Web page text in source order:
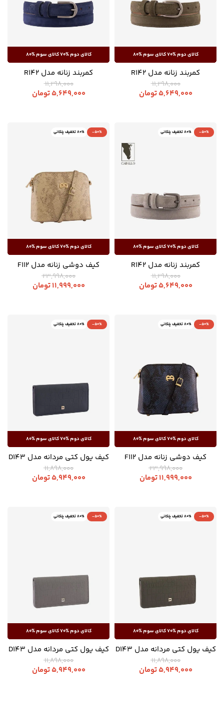
کمربند زنانه مدل R142
11,298,000
5,649,000تومان
کمربند زنانه مدل R142
11,298,000
5,649,000تومان
-50% 80% تخفیف پلکانی
کمربند زنانه مدل R142
11,298,000
5,649,000تومان
-50% 80% تخفیف پلکانی
کیف دوشی زنانه مدل F112
23,998,000
11,999,000تومان
-50% 80% تخفیف پلکانی
کیف دوشی زنانه مدل F112
23,998,000
11,999,000تومان
-50% 80% تخفیف پلکانی
کیف پول کتی مردانه مدل D143
11,898,000
5,949,000تومان
-50% 80% تخفیف پلکانی
کیف پول کتی مردانه مدل D143
11,898,000
5,949,000تومان
-50% 80% تخفیف پلکانی
کیف پول کتی مردانه مدل D143
11,898,000
5,949,000تومان